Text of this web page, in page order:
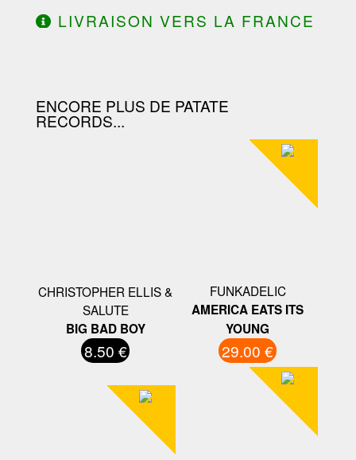
LIVRAISON VERS LA FRANCE
ENCORE PLUS DE PATATE
RECORDS...
CHRISTOPHER ELLIS &
SALUTE
BIG BAD BOY
8.50 €
FUNKADELIC
AMERICA EATS ITS
YOUNG
29.00 €